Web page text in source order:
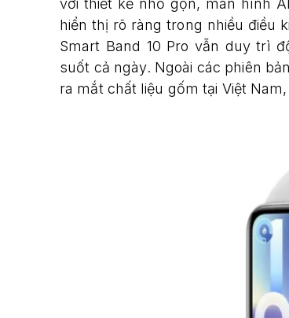
với thiết kế nhỏ gọn, màn hình
hiển thị rõ ràng trong nhiều điều
Smart Band 10 Pro vẫn duy trì
suốt cả ngày. Ngoài các phiên
ra mắt chất liệu gốm tại Việt